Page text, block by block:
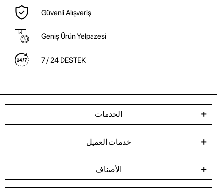
Güvenli Alışveriş
Geniş Ürün Yelpazesi
7 / 24 DESTEK
الخدمات
خدمات العميل
الأصناف